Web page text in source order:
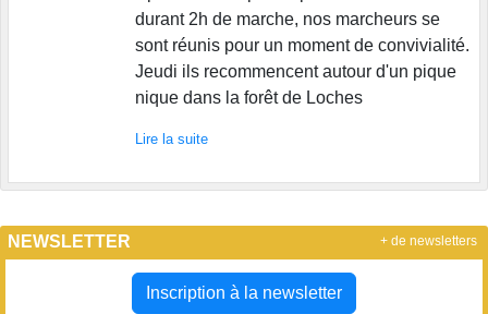
durant 2h de marche, nos marcheurs se
sont réunis pour un moment de convivialité.
Jeudi ils recommencent autour d'un pique
nique dans la forêt de Loches
Lire la suite
NEWSLETTER
Inscription à la newsletter
+ de newsletters